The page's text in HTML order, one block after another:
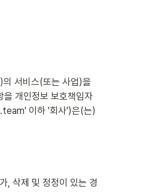
서비스(또는 사업)을
을 개인정보 보호책임자
이하 '회사')은(는)
, 삭제 및 정정이 있는 경